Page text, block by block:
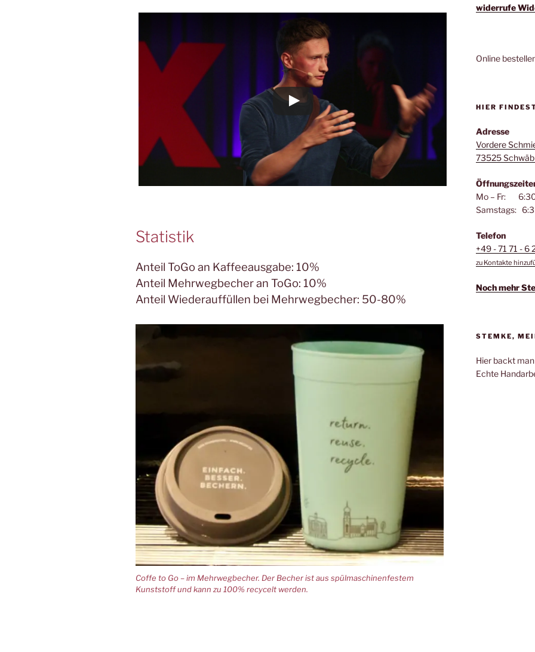
Statistik
Anteil ToGo an Kaffeeausgabe: 10%
Anteil Mehrwegbecher an ToGo: 10%
Anteil Wiederauffüllen bei Mehrwegbecher: 50-80%
Coffe to Go – im Mehrwegbecher. Der Becher ist aus spülmaschinenfestem
Kunststoff und kann zu 100% recycelt werden.
widerrufe
Online
HIER
Adresse
Vordere
73525
Mo – Fr:
Samstags:
Telefon
+49 - 71 71 - 6
zu Kontakte
Noch mehr
STEMKE,
Hier backt
Echte